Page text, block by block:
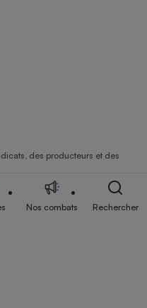
des producteurs et des
Nos combats Rechercher